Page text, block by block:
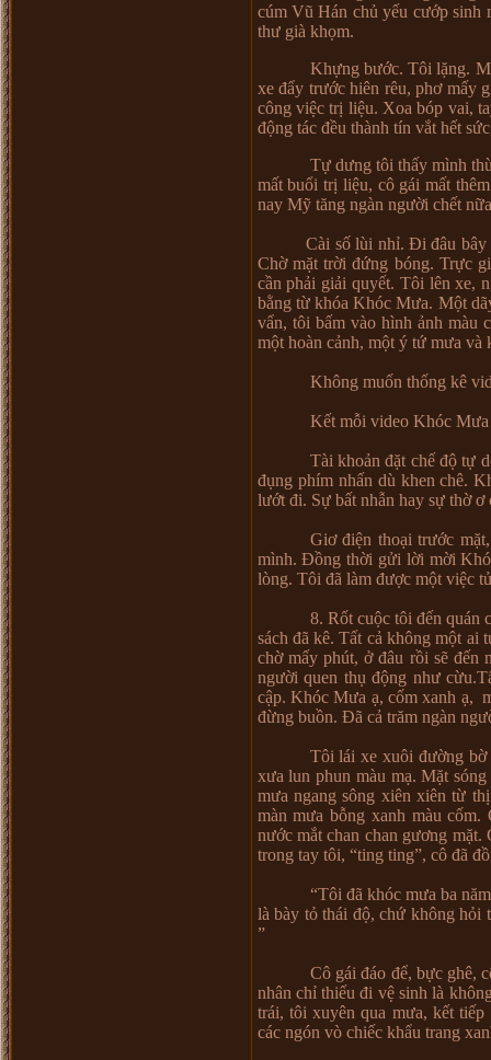
cúm Vũ Hán chủ yếu cướp sinh
thư già khọm.
Khựng bước. Tôi lặng.
xe đẩy trước hiên rêu, phơ mấy
công việc trị liệu. Xoa bóp vai,
động tác đều thành tín vắt hết
Tự dưng tôi thấy mình
mất buổi trị liệu, cô gái mất
nay Mỹ tăng ngàn người chết
Cài số lùi nhỉ. Đi đâu bây
Chờ mặt trời đứng bóng. Trực
cần phải giải quyết. Tôi lên xe,
bằng từ khóa Khóc Mưa. Một
vẩn, tôi bấm vào hình ảnh màu
một hoàn cảnh, một ý tứ mưa và
Không muốn thống kê
Kết mỗi video Khóc Mưa
Tài khoản đặt chế độ tự
đụng phím nhấn dù khen chê.
lướt đi. Sự bất nhẫn hay sự thờ ơ
Giơ điện thoại trước
mình. Đồng thời gửi lời mời
lòng. Tôi đã làm được một việc
8. Rốt cuộc tôi đến quán
sách đã kê. Tất cả không một ai
chờ mấy phút, ở đâu rồi sẽ đến
người quen thụ động như
cập. Khóc Mưa ạ, cốm xanh ạ,
đừng buồn. Đã cả trăm ngàn
Tôi lái xe xuôi đường bờ
xưa lun phun màu mạ. Mặt
mưa ngang sông xiên xiên từ
màn mưa bỗng xanh màu
nước mắt chan chan gương
trong tay tôi, “ting ting”, cô đã
“Tôi đã khóc mưa ba
là bày tỏ thái độ, chứ không
”
Cô gái đáo để, bực ghê,
nhân chỉ thiếu đi vệ sinh là
trái, tôi xuyên qua mưa, kết
các ngón vò chiếc khẩu trang